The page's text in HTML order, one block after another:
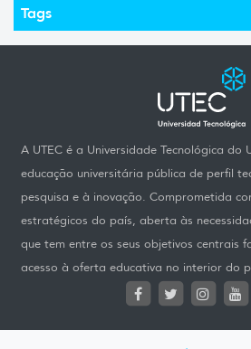
Tags
A UTEC é a Universidade Tecnológica
educação universitária pública de perfil
pesquisa e à inovação. Comprometida
estratégicos do país, aberta às
que tem entre os seus objetivos centrais
acesso à oferta educativa no interior do